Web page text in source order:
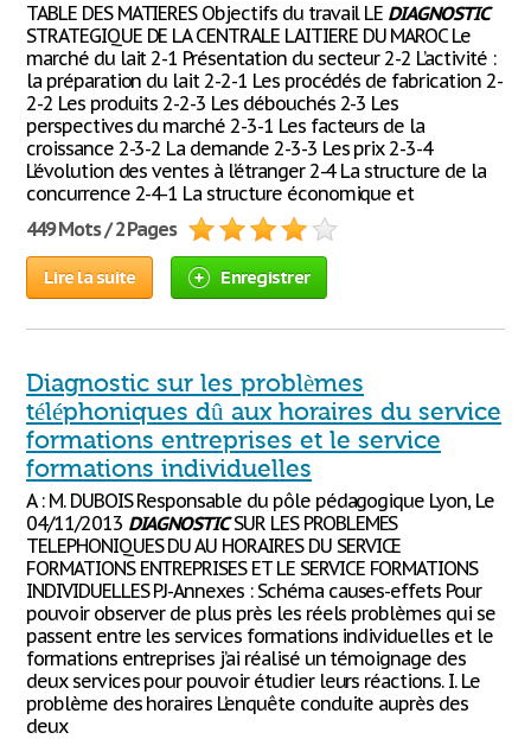
TABLE DES MATIERES Objectifs du travail LE DIAGNOSTIC
STRATEGIQUE DE LA CENTRALE LAITIERE DU MAROC Le
marché du lait 2-1 Présentation du secteur 2-2 L’activité :
la préparation du lait 2-2-1 Les procédés de fabrication 2-
2-2 Les produits 2-2-3 Les débouchés 2-3 Les
perspectives du marché 2-3-1 Les facteurs de la
croissance 2-3-2 La demande 2-3-3 Les prix 2-3-4
L’évolution des ventes à l’étranger 2-4 La structure de la
concurrence 2-4-1 La structure économique et
449 Mots / 2 Pages
Lire la suite Enregistrer
Diagnostic sur les problèmes
téléphoniques dû aux horaires du service
formations entreprises et le service
formations individuelles
A : M. DUBOIS Responsable du pôle pédagogique Lyon, Le
04/11/2013 DIAGNOSTICSUR LES PROBLEMES
TELEPHONIQUES DU AU HORAIRES DU SERVICE
FORMATIONS ENTREPRISES ET LE SERVICE FORMATIONS
INDIVIDUELLES PJ-Annexes : Schéma causes-effets Pour
pouvoir observer de plus près les réels problèmes qui se
passent entre les services formations individuelles et le
formations entreprises j’ai réalisé un témoignage des
deux services pour pouvoir étudier leurs réactions. I. Le
problème des horaires L’enquête conduite auprès des
deux